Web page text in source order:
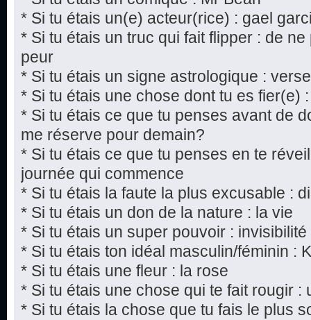
* Si tu étais un(e) acteur(rice) : gael
* Si tu étais un truc qui fait flipper : de
peur
* Si tu étais un signe astrologique :
* Si tu étais une chose dont tu es fier(e)
* Si tu étais ce que tu penses avant de
me réserve pour demain?
* Si tu étais ce que tu penses en te
journée qui commence
* Si tu étais la faute la plus excusable :
* Si tu étais un don de la nature : la vie
* Si tu étais un super pouvoir : invisibilité
* Si tu étais ton idéal masculin/féminin :
* Si tu étais une fleur : la rose
* Si tu étais une chose qui te fait rougir :
* Si tu étais la chose que tu fais le plus